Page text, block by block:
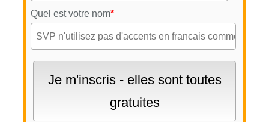
Quel est votre nom*